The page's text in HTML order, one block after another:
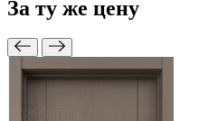
За ту же цену